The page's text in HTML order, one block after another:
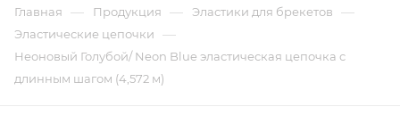
Главная — Продукция — Эластики для брекетов —
Эластические цепочки —
Неоновый Голубой/ Neon Blue эластическая цепочка с
длинным шагом (4,572 м)